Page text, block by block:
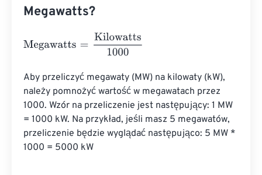
Megawatts?
Megawatts = Kilowatts1000
Aby przeliczyć megawaty (MW) na kilowaty (kW),
należy pomnożyć wartość w megawatach przez
1000. Wzór na przeliczenie jest następujący: 1 MW
= 1000 kW. Na przykład, jeśli masz 5 megawatów,
przeliczenie będzie wyglądać następująco: 5 MW *
1000 = 5000 kW